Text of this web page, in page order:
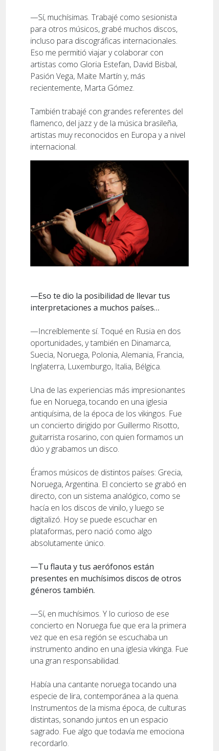
—Sí, muchísimas. Trabajé como sesionista
para otros músicos, grabé muchos discos,
incluso para discográficas internacionales.
Eso me permitió viajar y colaborar con
artistas como Gloria Estefan, David Bisbal,
Pasión Vega, Maite Martín y, más
recientemente, Marta Gómez.
También trabajé con grandes referentes del
flamenco, del jazz y de la música brasileña,
artistas muy reconocidos en Europa y a nivel
internacional.
—Eso te dio la posibilidad de llevar tus
interpretaciones a muchos países…
—Increíblemente sí. Toqué en Rusia en dos
oportunidades, y también en Dinamarca,
Suecia, Noruega, Polonia, Alemania, Francia,
Inglaterra, Luxemburgo, Italia, Bélgica.
Una de las experiencias más impresionantes
fue en Noruega, tocando en una iglesia
antiquísima, de la época de los vikingos. Fue
un concierto dirigido por Guillermo Risotto,
guitarrista rosarino, con quien formamos un
dúo y grabamos un disco.
Éramos músicos de distintos países: Grecia,
Noruega, Argentina. El concierto se grabó en
directo, con un sistema analógico, como se
hacía en los discos de vinilo, y luego se
digitalizó. Hoy se puede escuchar en
plataformas, pero nació como algo
absolutamente único.
—Tu flauta y tus aerófonos están
presentes en muchísimos discos de otros
géneros también.
—Sí, en muchísimos. Y lo curioso de ese
concierto en Noruega fue que era la primera
vez que en esa región se escuchaba un
instrumento andino en una iglesia vikinga. Fue
una gran responsabilidad.
Había una cantante noruega tocando una
especie de lira, contemporánea a la quena.
Instrumentos de la misma época, de culturas
distintas, sonando juntos en un espacio
sagrado. Fue algo que todavía me emociona
recordarlo.